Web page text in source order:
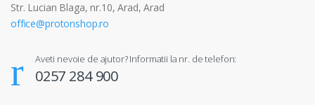
Str. Lucian Blaga, nr.10, Arad, Arad
office@protonshop.ro
Aveti nevoie de ajutor? Informatii la nr. de telefon:
0257 284 900